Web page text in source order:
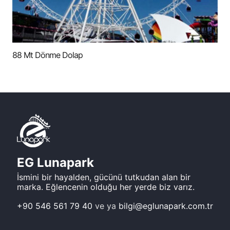
88 Mt Dönme Dolap
EG Lunapark
İsmini bir hayalden, gücünü tutkudan alan bir
marka. Eğlencenin olduğu her yerde biz varız.
+90 546 561 79 40 ve ya bilgi@eglunapark.com.tr